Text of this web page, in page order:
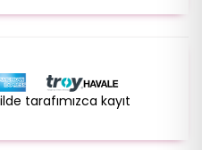
tarafımızca kayıt